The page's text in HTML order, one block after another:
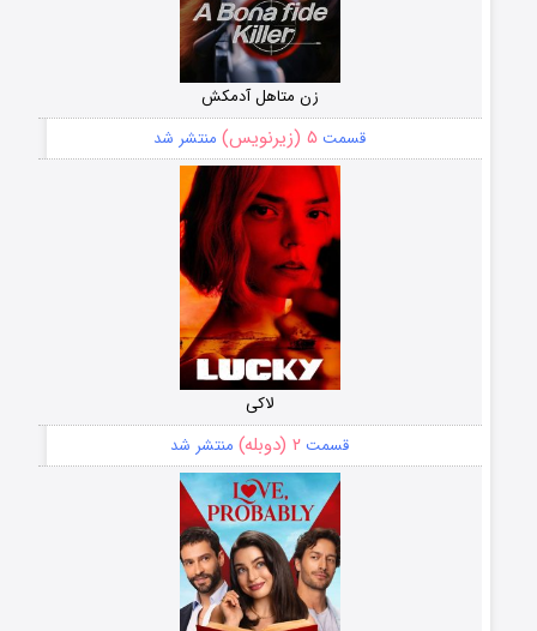
زن متاهل آدمکش
قسمت ۵ (زیرنویس) منتشر شد
لاکی
قسمت ۲ (دوبله) منتشر شد